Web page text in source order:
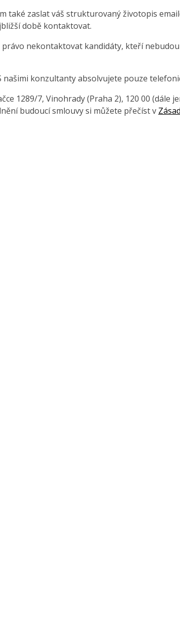
také zaslat váš strukturovaný životopis
době kontaktovat.
právo nekontaktovat kandidáty, kteří
našimi konzultanty absolvujete pouze
1289/7, Vinohrady (Praha 2), 120 00 (dále
budoucí smlouvy si můžete přečíst v